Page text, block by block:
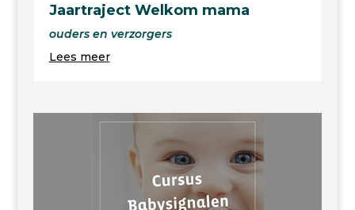
Jaartraject Welkom mama
ouders en verzorgers
Lees meer